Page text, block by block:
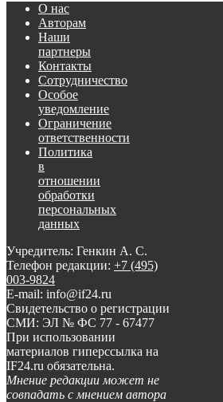
О нас
Авторам
Наши
партнеры
Контакты
Сотрудничество
Особое
уведомление
Ограничение
ответственности
Политика
в
отношении
обработки
персональных
данных
Учредитель: Генкин А. С.
Телефон редакции: +7 (495)
003-9824
E-mail: info@if24.ru
Свидетельство о регистрации
СМИ: ЭЛ № ФС 77 - 67477
При использовании
материалов гиперссылка на
IF24.ru обязательна.
Мнение редакции может не
совпадать с мнением автора